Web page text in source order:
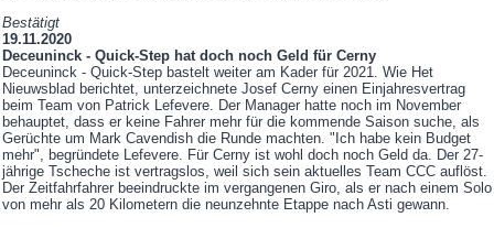
Bestätigt
19.11.2020
Deceuninck - Quick-Step hat doch noch Geld für Cerny
Deceuninck - Quick-Step bastelt weiter am Kader für 2021. Wie Het
Nieuwsblad berichtet, unterzeichnete Josef Cerny einen Einjahresvertrag
beim Team von Patrick Lefevere. Der Manager hatte noch im November
behauptet, dass er keine Fahrer mehr für die kommende Saison suche, als
Gerüchte um Mark Cavendish die Runde machten. "Ich habe kein Budget
mehr", begründete Lefevere. Für Cerny ist wohl doch noch Geld da. Der 27-
jährige Tscheche ist vertragslos, weil sich sein aktuelles Team CCC auflöst.
Der Zeitfahrfahrer beeindruckte im vergangenen Giro, als er nach einem Solo
von mehr als 20 Kilometern die neunzehnte Etappe nach Asti gewann.